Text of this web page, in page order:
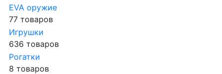
EVA оружие
77 товаров
Игрушки
636 товаров
Рогатки
8 товаров